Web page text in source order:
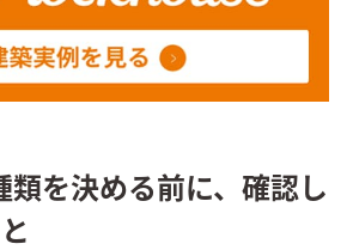
類を決める前に、確認し